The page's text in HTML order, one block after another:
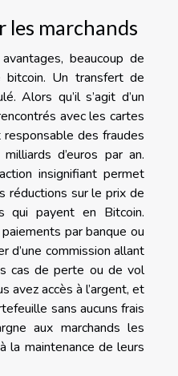
marchands
beaucoup de
bitcoin. Un transfert de
Alors qu’il s’agit d’un
avec les cartes
des fraudes
d’euros par an.
insignifiant permet
réductions sur le prix de
qui payent en Bitcoin.
par banque ou
d’une commission allant
cas de perte ou de vol
avez accès à l’argent, et
sans aucuns frais
aux marchands les
la maintenance de leurs